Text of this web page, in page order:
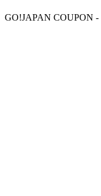
GO!JAPAN COUPON -